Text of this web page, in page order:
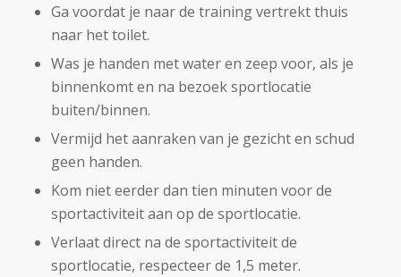
Ga voordat je naar de training vertrekt thuis
naar het toilet.
Was je handen met water en zeep voor, als je
binnenkomt en na bezoek sportlocatie
buiten/binnen.
Vermijd het aanraken van je gezicht en schud
geen handen.
Kom niet eerder dan tien minuten voor de
sportactiviteit aan op de sportlocatie.
Verlaat direct na de sportactiviteit de
sportlocatie, respecteer de 1,5 meter.